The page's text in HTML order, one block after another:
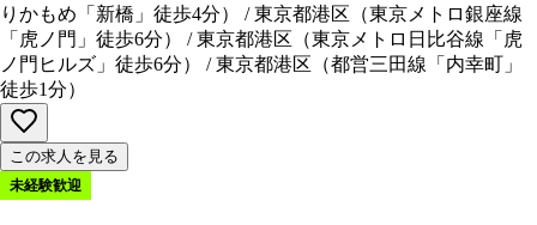
りかもめ「新橋」徒歩4分） /東京都港区 （東京メトロ銀座線
「虎ノ門」徒歩6分） /東京都港区 （東京メトロ日比谷線「虎
ノ門ヒルズ」徒歩6分） /東京都港区 （都営三田線「内幸町」
徒歩1分）
この求人を見る
未経験歓迎